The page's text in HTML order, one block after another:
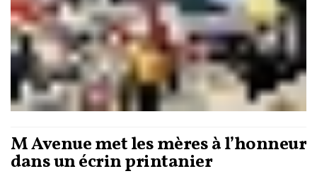
M Avenue met les mères à l’honneur
dans un écrin printanier